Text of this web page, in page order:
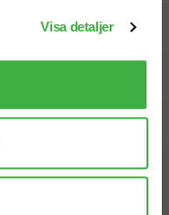
Visa detaljer